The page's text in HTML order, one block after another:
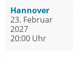
Hannover
23. Februar
2027
20:00 Uhr